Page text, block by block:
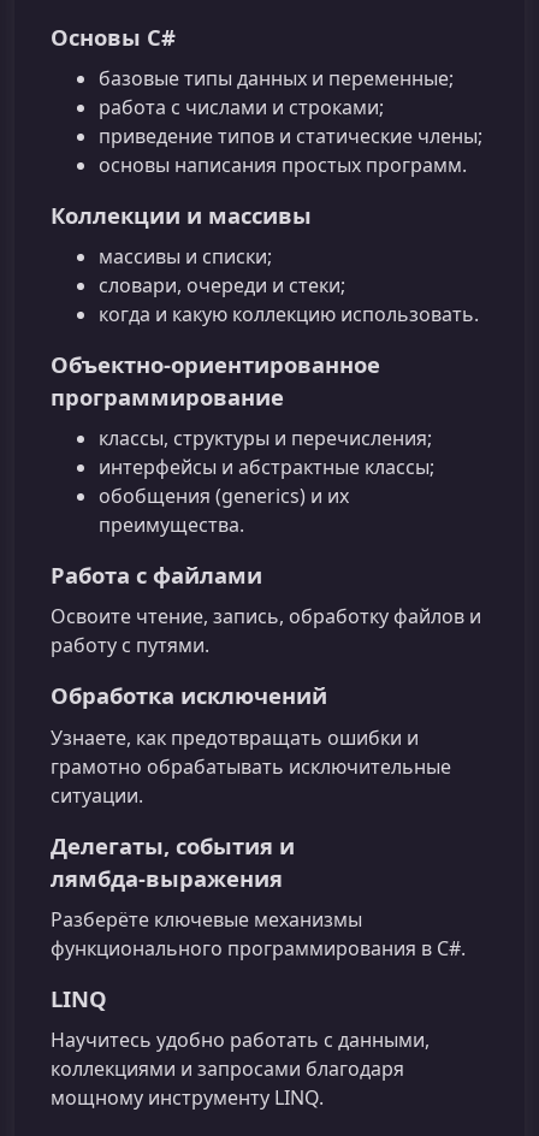
Основы C#
базовые типы данных и переменные;
работа с числами и строками;
приведение типов и статические члены;
основы написания простых программ.
Коллекции и массивы
массивы и списки;
словари, очереди и стеки;
когда и какую коллекцию использовать.
Объектно‑ориентированное
программирование
классы, структуры и перечисления;
интерфейсы и абстрактные классы;
обобщения (generics) и их
преимущества.
Работа с файлами
Освоите чтение, запись, обработку файлов и
работу с путями.
Обработка исключений
Узнаете, как предотвращать ошибки и
грамотно обрабатывать исключительные
ситуации.
Делегаты, события и
лямбда‑выражения
Разберёте ключевые механизмы
функционального программирования в C#.
LINQ
Научитесь удобно работать с данными,
коллекциями и запросами благодаря
мощному инструменту LINQ.